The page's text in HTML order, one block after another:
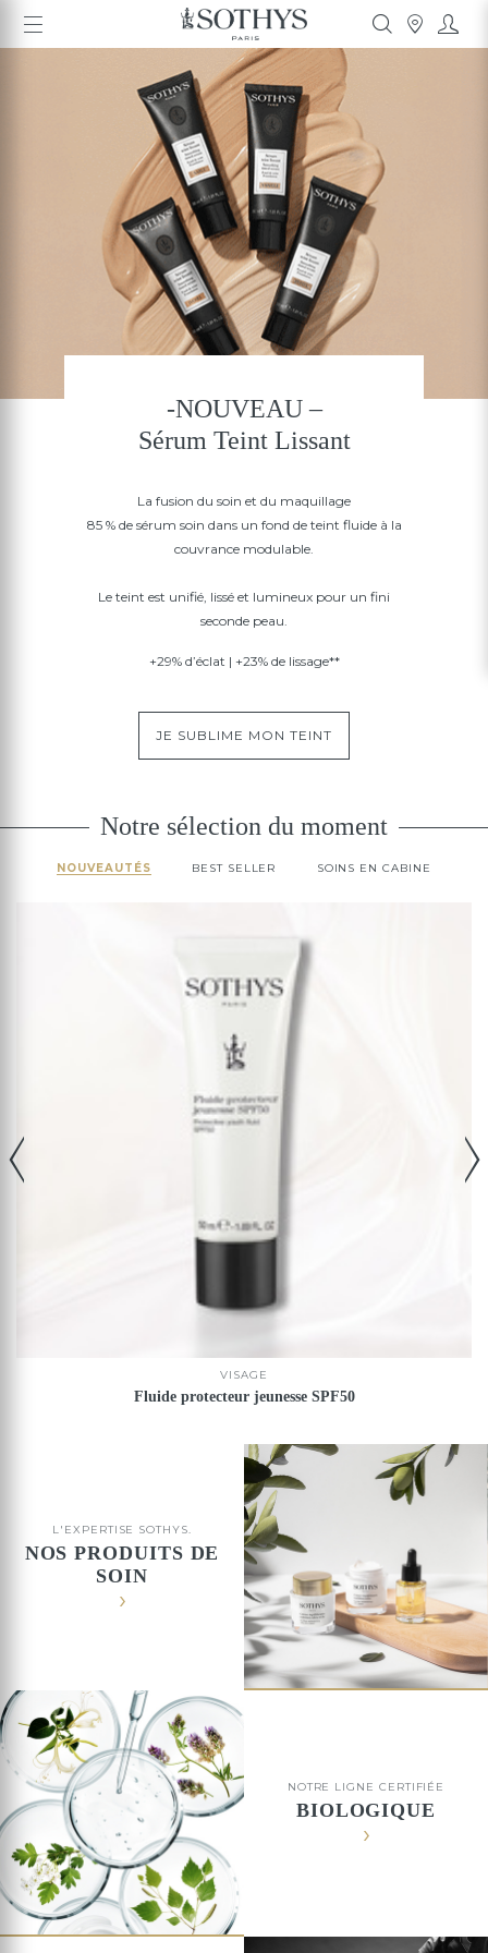
-NOUVEAU –
Sérum Teint Lissant
La fusion du soin et du maquillage
85 % de sérum soin dans un fond de teint fluide à la
couvrance modulable.
Le teint est unifié, lissé et lumineux pour un fini
seconde peau.
+29% d’éclat | +23% de lissage**
JE SUBLIME MON TEINT
Notre sélection du moment
NOUVEAUTÉS BEST SELLER SOINS EN CABINE
VISAGE
Fluide protecteur jeunesse SPF50
L'EXPERTISE SOTHYS.
NOS PRODUITS DE
SOIN
NOTRE LIGNE CERTIFIÉE
BIOLOGIQUE